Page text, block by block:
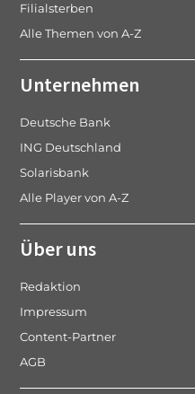
Filialsterben
Alle Themen von A-Z
Unternehmen
Deutsche Bank
ING Deutschland
Solarisbank
Alle Player von A-Z
Über uns
Redaktion
Impressum
Content-Partner
AGB